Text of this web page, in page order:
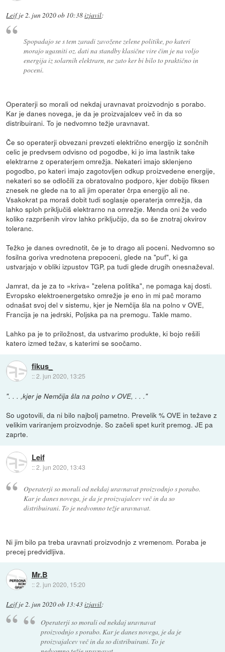
Leifje2. jun 2020 ob 10:38izjavil:
Spopadajo se s tem zaradi zavožene zelene politike, po kateri
morajo ugasniti oz. dati na standby klasične vire čim je na voljo
energija iz solarnih elektrarn, ne zato ker bi bilo to praktično in
poceni.
Operaterji so morali od nekdaj uravnavat proizvodnjo s porabo.
Kar je danes novega, je da je proizvajalcev več in da so
distribuirani. To je nedvomno težje uravnavat.
Če so operaterji obvezani prevzeti električno energijo iz sončnih
celic je predvsem odvisno od pogodbe, ki jo ima lastnik take
elektrarne z operaterjem omrežja. Nekateri imajo sklenjeno
pogodbo, po kateri imajo zagotovljen odkup proizvedene energije,
nekateri so se odločili za obratovalno podporo, kjer dobijo fiksen
znesek ne glede na to ali jim operater črpa energijo ali ne.
Vsakokrat pa moraš dobit tudi soglasje operaterja omrežja, da
lahko sploh priključiš elektrarno na omrežje. Menda oni že vedo
koliko razpršenih virov lahko priključijo, da so še znotraj okvirov
toleranc.
Težko je danes ovrednotit, če je to drago ali poceni. Nedvomno so
fosilna goriva vrednotena prepoceni, glede na "puf", ki ga
ustvarjajo v obliki izpustov TGP, pa tudi glede drugih onesnaževal.
Jamrat, da je za to »kriva« "zelena politika", ne pomaga kaj dosti.
Evropsko elektroenergetsko omrežje je eno in mi pač moramo
odnašat svoj del v sistemu, kjer je Nemčija šla na polno v OVE,
Francija je na jedrski, Poljska pa na premogu. Takle mamo.
Lahko pa je to priložnost, da ustvarimo produkte, ki bojo rešili
katero izmed težav, s katerimi se soočamo.
fikus_
::2. jun 2020, 13:25
". . . ,kjer je Nemčija šla na polno v OVE, . . ."
So ugotovili, da ni bilo najbolj pametno. Prevelik % OVE in težave z
velikim variranjem proizvodnje. So začeli spet kurit premog. JE pa
zaprte.
Leif
::2. jun 2020, 13:43
Operaterji so morali od nekdaj uravnavat proizvodnjo s porabo.
Kar je danes novega, je da je proizvajalcev več in da so
distribuirani. To je nedvomno težje uravnavat.
Ni jim bilo pa treba uravnati proizvodnjo z vremenom. Poraba je
precej predvidljiva.
Mr.B
::2. jun 2020, 15:20
Leifje2. jun 2020 ob 13:43izjavil:
Operaterji so morali od nekdaj uravnavat
proizvodnjo s porabo. Kar je danes novega, je da je
proizvajalcev več in da so distribuirani. To je